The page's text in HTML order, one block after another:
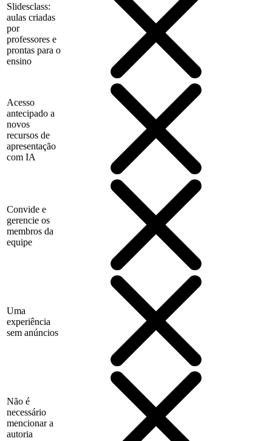
Slidesclass:
aulas criadas
por
professores e
prontas para o
ensino
Acesso
antecipado a
novos
recursos de
apresentação
com IA
Convide e
gerencie os
membros da
equipe
Uma
experiência
sem anúncios
Não é
necessário
mencionar a
autoria